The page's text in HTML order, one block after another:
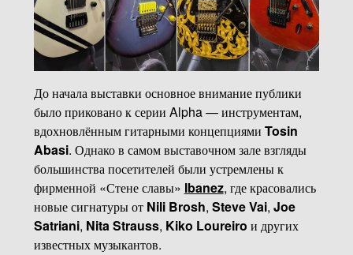
До начала выставки основное внимание публики
было приковано к серии Alpha — инструментам,
вдохновлённым гитарными концепциями Tosin
Abasi. Однако в самом выставочном зале взгляды
большинства посетителей были устремлены к
фирменной «Стене славы» Ibanez, где красовались
новые сигнатуры от Nili Brosh, Steve Vai, Joe
Satriani, Nita Strauss, Kiko Loureiro и других
известных музыкантов.